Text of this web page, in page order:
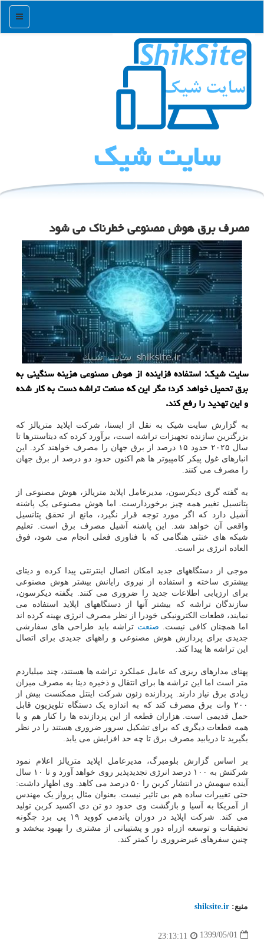
منو
سایت شیك
مصرف برق هوش مصنوعی خطرناك می شود
سایت شیك: استفاده فزاینده از هوش مصنوعی هزینه سنگینی به
برق تحمیل خواهد كرد؛ مگر این كه صنعت تراشه دست به كار شده
و این تهدید را رفع كند.
به گزارش سایت شیک به نقل از ایسنا، شرکت اپلاید متریالز که
بزرگترین سازنده تجهیزات تراشه است، برآورد کرده که دیتاسنترها تا
سال ۲۰۲۵ حدود ۱۵ درصد از برق جهان را مصرف خواهند کرد. این
انبارهای غول پیکر کامپیوتر ها هم اکنون حدود دو درصد از برق جهان
را مصرف می کنند.
به گفته گری دیکرسون، مدیرعامل اپلاید متریالز، هوش مصنوعی از
پتانسیل تغییر همه چیز برخوردارست. اما هوش مصنوعی یک پاشنه
آشیل دارد که اگر مورد توجه قرار نگیرد، مانع از تحقق پتانسیل
واقعی آن خواهد شد. این پاشنه آشیل مصرف برق است. تعلیم
شبکه های خنثی هنگامی که با فناوری فعلی انجام می شود، فوق
العاده انرژی بر است.
موجی از دستگاههای جدید امکان اتصال اینترنتی پیدا کرده و دیتای
بیشتری ساخته و استفاده از نیروی رایانش بیشتر هوش مصنوعی
برای ارزیابی اطلاعات جدید را ضروری می کنند. بگفته دیکرسون،
سازندگان تراشه که بیشتر آنها از دستگاههای اپلاید استفاده می
نمایند، قطعات الکترونیکی خودرا از نظر مصرف انرژی بهینه کرده اند
اما همچنان کافی نیست. صنعت تراشه باید طراحی های سفارشی
جدیدی برای پردازش هوش مصنوعی و راههای جدیدی برای اتصال
این تراشه ها پیدا کند.
پهنای مدارهای ریزی که عامل عملکرد تراشه ها هستند، چند میلیاردم
متر است اما این تراشه ها برای انتقال و ذخیره دیتا به مصرف میزان
زیادی برق نیاز دارند. پردازنده زئون شرکت اینتل ممکنست بیش از
۲۰۰ وات برق مصرف کند که به اندازه یک دستگاه تلویزیون قابل
حمل قدیمی است. هزاران قطعه از این پردازنده ها را کنار هم و با
همه قطعات دیگری که برای تشکیل سرور ضروری هستند را در نظر
بگیرید تا دریابید مصرف برق تا چه حد افزایش می یابد.
بر اساس گزارش بلومبرگ، مدیرعامل اپلاید متریالز اعلام نمود
شرکتش به ۱۰۰ درصد انرژی تجدیدپذیر روی خواهد آورد و تا ۱۰ سال
آینده سهمش در انتشار کربن را ۵۰ درصد می کاهد. وی اظهار داشت:
حتی تغییرات ساده هم بی تاثیر نیست. بعنوان مثال پرواز یک مهندس
از آمریکا به آسیا و بازگشت وی حدود دو تن دی اکسید کربن تولید
می کند. شرکت اپلاید در دوران پاندمی کووید ۱۹ پی برد چگونه
تحقیقات و توسعه ازراه دور و پشتیبانی از مشتری را بهبود ببخشد و
چنین سفرهای غیرضروری را کمتر کند.
منبع: shiksite.ir
1399/05/01
23:13:11